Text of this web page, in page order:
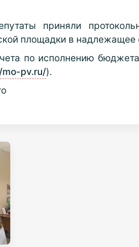
приняли
площадки в надлежащее
по исполнению
pv.ru/).